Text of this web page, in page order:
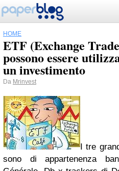
HOME
ETF (Exchange
possono essere
un investimento
Da Mrinvest
I tre
sono di appartenenza